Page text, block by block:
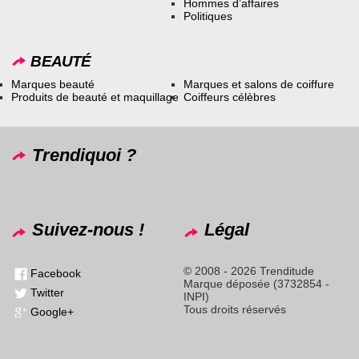
Hommes d’affaires
Politiques
BEAUTÉ
Marques beauté
Produits de beauté et maquillage
Marques et salons de coiffure
Coiffeurs célèbres
Trendiquoi ?
Suivez-nous !
Facebook
Twitter
Google+
Légal
© 2008 - 2026 Trenditude
Marque déposée (3732854 -
INPI)
Tous droits réservés